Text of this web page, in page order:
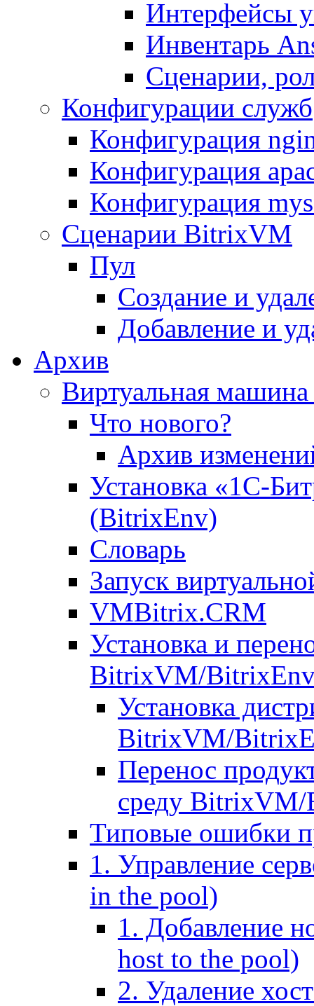
Интерфейсы
Инвентарь
Сценарии,
Конфигурации служб
Конфигурация
Конфигурация
Конфигурация
Сценарии BitrixVM
Пул
Создание и
Добавление и
Архив
Виртуальная
Что нового?
Архив
Установка «1С-
(BitrixEnv)
Словарь
Запуск
VMBitrix.CRM
Установка и
BitrixVM/
Установка
BitrixVM/
Перенос
среду
Типовые ошибки
1. Управление
in the pool)
1. Добавление
host to the pool)
2. Удаление